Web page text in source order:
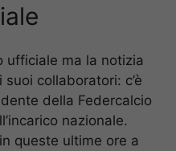
ufficiale ma la notizia
collaboratori: c’è
della Federcalcio
nazionale.
queste ultime ore a